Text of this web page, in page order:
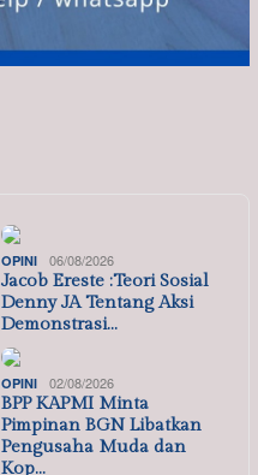
OPINI 06/08/2026
Jacob Ereste :Teori Sosial
Denny JA Tentang Aksi
Demonstrasi…
OPINI 02/08/2026
BPP KAPMI Minta
Pimpinan BGN Libatkan
Pengusaha Muda dan
Kop…